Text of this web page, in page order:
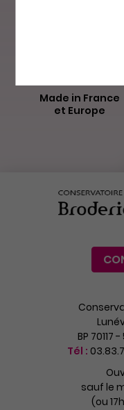
Made in France
et Europe
BP 70117
Tél :
sauf le
(ou